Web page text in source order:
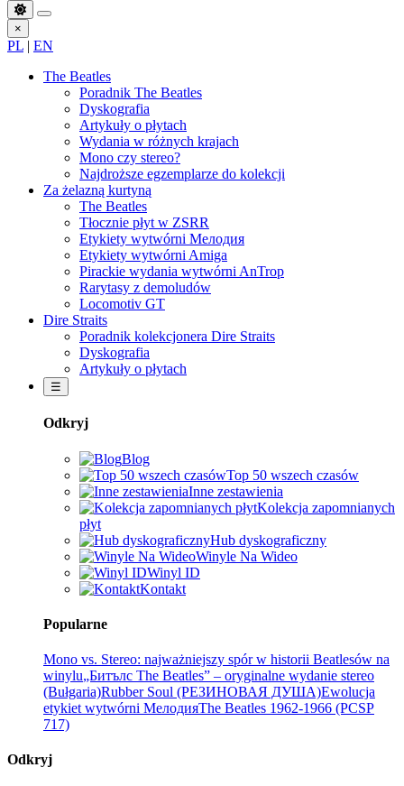
×
PL | EN
The Beatles
Poradnik The Beatles
Dyskografia
Artykuły o płytach
Wydania w różnych krajach
Mono czy stereo?
Najdroższe egzemplarze do kolekcji
Za żelazną kurtyną
The Beatles
Tłocznie płyt w ZSRR
Etykiety wytwórni Мелодия
Etykiety wytwórni Amiga
Pirackie wydania wytwórni AnTrop
Rarytasy z demoludów
Locomotiv GT
Dire Straits
Poradnik kolekcjonera Dire Straits
Dyskografia
Artykuły o płytach
☰
Odkryj
Blog
Top 50 wszech czasów
Inne zestawienia
Kolekcja zapomnianych
płyt
Hub dyskograficzny
Winyle Na Wideo
Winyl ID
Kontakt
Popularne
Mono vs. Stereo: najważniejszy spór w historii Beatlesów na
winylu„Битълс The Beatles” – oryginalne wydanie stereo
(Bułgaria)Rubber Soul (РЕЗИНОВАЯ ДУША)Ewolucja
etykiet wytwórni МелодияThe Beatles 1962-1966 (PCSP
717)
Odkryj